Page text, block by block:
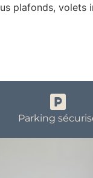
plafonds, volets
Parking